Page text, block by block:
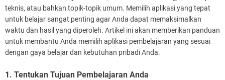
teknis, atau bahkan topik-topik umum. Memilih aplikasi yang tepat
untuk belajar sangat penting agar Anda dapat memaksimalkan
waktu dan hasil yang diperoleh. Artikel ini akan memberikan panduan
untuk membantu Anda memilih aplikasi pembelajaran yang sesuai
dengan gaya belajar dan kebutuhan pribadi Anda.
1. Tentukan Tujuan Pembelajaran Anda